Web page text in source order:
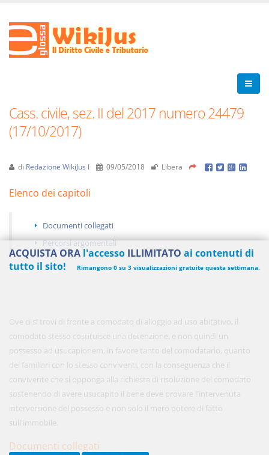
Cass. civile, sez. II del 2017 numero 24479
(17/10/2017)
di Redazione WikiJus I 09/05/2018 Libera
Elenco dei capitoli
Documenti collegati
Percorsi argomentali
Ove ci si trovi di fronte a comodato di alloggio ad uso abitativo, il
comodato stesso costituisce una detenzione, e non quindi un
possesso ad usucapionem, in favore tanto del comodatario, quanto
dei familiari con lo stesso conviventi, con la conseguenza che il
convivente che si opponga alla richiesta di risoluzione del comodato
sostenendo di avere usucapito il bene deve provare l'intervenuta
interversione del possesso e non solo il mero potere di fatto
sull'immobile.
Documenti collegati
ACQUISTA ORA l'accesso ILLIMITATO ai contenuti di
tutto il sito!
Rimangono 0 su 3 visualizzazioni gratuite questa settimana.
450,00 € ANNUALI
Acquista ora
48,00 €